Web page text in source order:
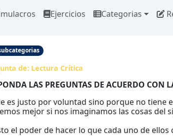
Ejercicios Categorias
de: Lectura Crítica
LAS PREGUNTAS DE ACUERDO CON
es justo por voluntad sino porque no tiene
mejor si nos imaginamos las cosas del
el poder de hacer lo que cada uno de